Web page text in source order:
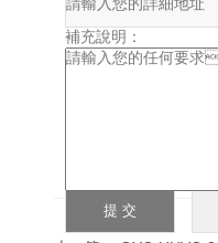
補充說明：